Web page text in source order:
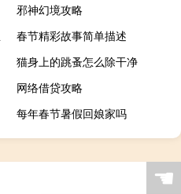
邪神幻境攻略
春节精彩故事简单描述
猫身上的跳蚤怎么除干净
网络借贷攻略
每年春节暑假回娘家吗
☚